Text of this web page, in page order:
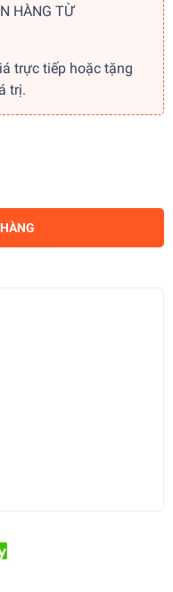
HÀNG TỪ
trực tiếp hoặc tặng
trị.